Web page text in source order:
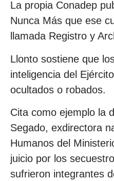
La propia Conadep
Nunca Más que ese
llamada Registro y
Llonto sostiene que
inteligencia del
ocultados o robados.
Cita como ejemplo la
Segado, exdirectora
Humanos del
juicio por los
sufrieron integrantes